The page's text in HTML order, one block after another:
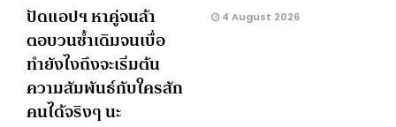
ปัดแอปฯ หาคู่จนล้า
ตอบวนซ้ำเดิมจนเบื่อ
ทำยังไงถึงจะเริ่มต้น
ความสัมพันธ์กับใครสัก
คนได้จริงๆ นะ
4 August 2026